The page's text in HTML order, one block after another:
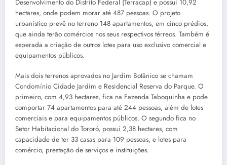
Desenvolvimento do Distrito Federal (Terracap) e possui 10,92
hectares, onde podem morar até 487 pessoas. O projeto
urbanístico prevê no terreno 148 apartamentos, em cinco prédios,
que ainda terão comércios nos seus respectivos térreos. Também é
esperada a criação de outros lotes para uso exclusivo comercial e
equipamentos públicos.
Mais dois terrenos aprovados no Jardim Botânico se chamam
Condomínio Cidade Jardim e Residencial Reserva do Parque. O
primeiro, com 4,93 hectares, fica na Fazenda Taboquinha e pode
comportar 74 apartamentos para até 244 pessoas, além de lotes
comerciais e para equipamentos públicos. O segundo fica no
Setor Habitacional do Tororó, possui 2,38 hectares, com
capacidade de ter 33 casas para 109 pessoas, e lotes para
comércio, prestação de serviços e instituições.